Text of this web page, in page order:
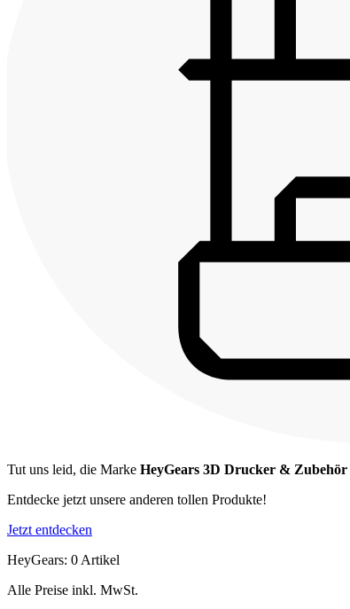
Tut uns leid, die Marke HeyGears 3D Drucker & Zubehör
Entdecke jetzt unsere anderen tollen Produkte!
Jetzt entdecken
HeyGears: 0 Artikel
Alle Preise inkl. MwSt.